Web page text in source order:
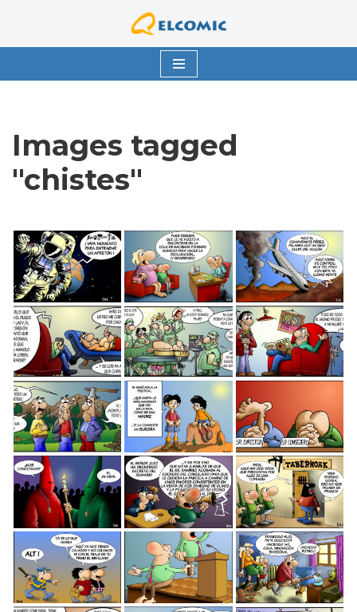
contenido
Images tagged
"chistes"